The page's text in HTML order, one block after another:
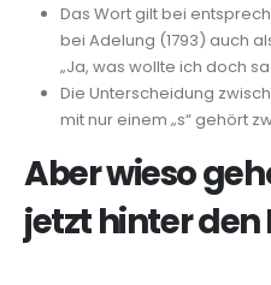
Das Wort gilt bei
bei Adelung (1793) auch
„Ja, was wollte ich doch
Die Unterscheidung
mit nur einem „s“ gehört
Aber wieso
jetzt hinter den